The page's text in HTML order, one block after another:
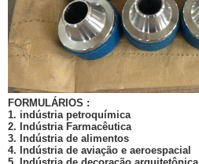
FORMULÁRIOS :
1. indústria petroquímica
2. Indústria Farmacêutica
3. Indústria de alimentos
4. Indústria de aviação e aeroespacial